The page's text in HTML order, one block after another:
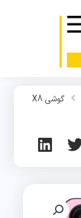
گوشی X8